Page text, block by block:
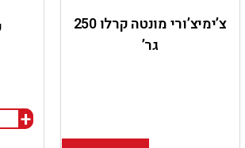
צ’ימיצ’ורי מונטה קרלו 250
גר’
+